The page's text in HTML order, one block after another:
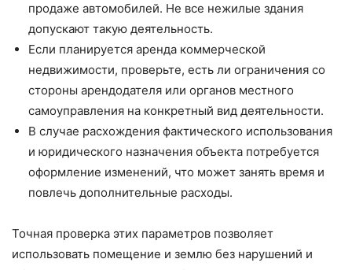
продаже автомобилей. Не все нежилые здания
допускают такую деятельность.
Если планируется аренда коммерческой
недвижимости, проверьте, есть ли ограничения со
стороны арендодателя или органов местного
самоуправления на конкретный вид деятельности.
В случае расхождения фактического использования
и юридического назначения объекта потребуется
оформление изменений, что может занять время и
повлечь дополнительные расходы.
Точная проверка этих параметров позволяет
использовать помещение и землю без нарушений и